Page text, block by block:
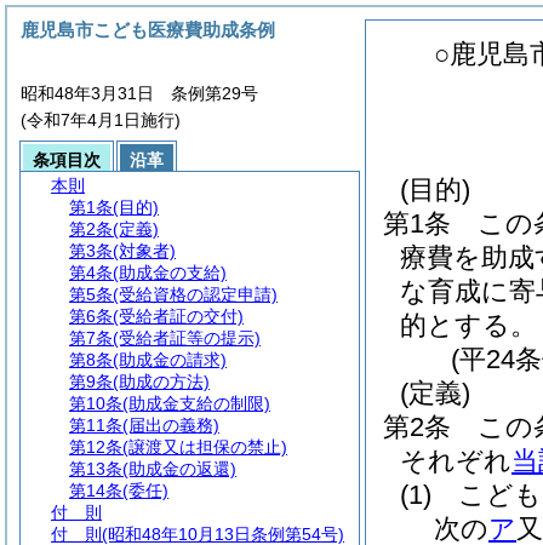
○鹿児島
(目的)
第1条
この
療費を助
な育成に
的とする。
(平24
(定義)
第2条
この
それぞれ
(1)
こども
次のア
鹿児島市こども医療費助成条例
昭和48年3月31日 条例第29号
(令和7年4月1日施行)
条項目次
沿革
本則
第1条(目的)
第2条(定義)
第3条(対象者)
第4条(助成金の支給)
第5条(受給資格の認定申請)
第6条(受給者証の交付)
第7条(受給者証等の提示)
第8条(助成金の請求)
第9条(助成の方法)
第10条(助成金支給の制限)
第11条(届出の義務)
第12条(譲渡又は担保の禁止)
第13条(助成金の返還)
第14条(委任)
付 則
付 則 (昭和48年10月13日条例第54号)